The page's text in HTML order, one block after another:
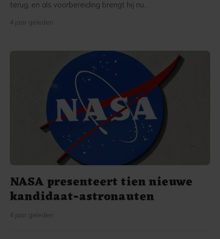
terug, en als voorbereiding brengt hij nu
De Japanner wordt woensdag gelanceerd
terug op aarde.
4 jaar geleden
NASA presenteert tien nieuwe
kandidaat-astronauten
4 jaar geleden